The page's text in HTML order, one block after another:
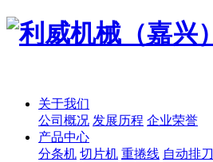
关于我们
公司概况 发展历程 企业荣誉
产品中心
分条机 切片机 重捲线 自动排刀